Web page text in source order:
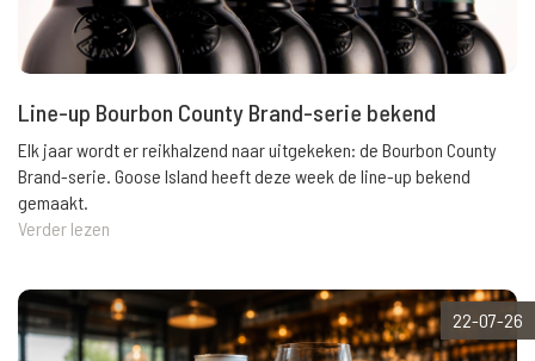
Line-up Bourbon County Brand-serie bekend
Elk jaar wordt er reikhalzend naar uitgekeken: de Bourbon County
Brand-serie. Goose Island heeft deze week de line-up bekend
gemaakt.
Verder lezen
22-07-26